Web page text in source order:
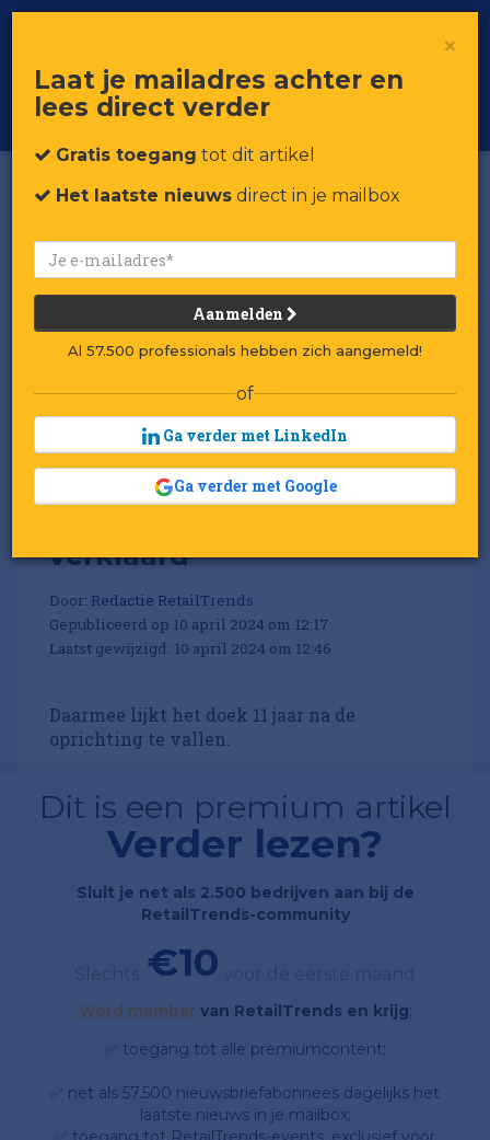
Voor professionals in retail & brands
Toggle
verklaard
Door: Redactie RetailTrends
Gepubliceerd op 10 april 2024 om 12:17
Laatst gewijzigd: 10 april 2024 om 12:46
Daarmee lijkt het doek 11 jaar na de
oprichting te vallen.
Dit is een premium artikel
Verder lezen?
Sluit je net als 2.500 bedrijven aan bij de
RetailTrends-community
€10
Word member van RetailTrends en krijg;
✅ toegang tot alle premiumcontent;
✅ net als 57.500 nieuwsbriefabonnees dagelijks het
laatste nieuws in je mailbox;
×
Laat je mailadres achter en
lees direct verder
Gratis toegang tot dit artikel
Het laatste nieuws direct in je mailbox
Aanmelden
Al 57.500 professionals hebben zich aangemeld!
of
Ga verder met LinkedIn
Ga verder met Google